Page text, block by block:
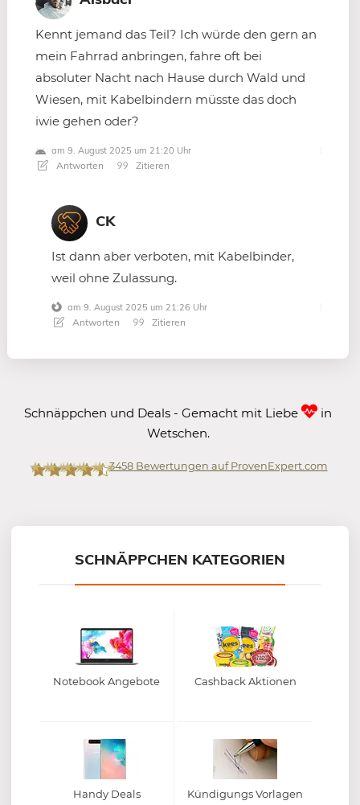
Kennt jemand das Teil? Ich würde den gern an
mein Fahrrad anbringen, fahre oft bei
absoluter Nacht nach Hause durch Wald und
Wiesen, mit Kabelbindern müsste das doch
iwie gehen oder?
am 9. August 2025 um 21:20 Uhr
Antworten Zitieren
CK
Ist dann aber verboten, mit Kabelbinder,
weil ohne Zulassung.
am 9. August 2025 um 21:26 Uhr
Antworten Zitieren
Schnäppchen und Deals - Gemacht mit Liebe
in
Wetschen.
3458Bewertungen auf ProvenExpert.com
SCHNÄPPCHEN KATEGORIEN
Notebook Angebote Cashback Aktionen
Handy Deals Kündigungs Vorlagen